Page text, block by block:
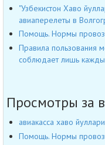
"Узбекистон Хаво
авиаперелеты в
Помощь. Нормы
Правила пользования
соблюдает лишь
Просмотры за
авиакасса хаво йуллари
Помощь. Нормы